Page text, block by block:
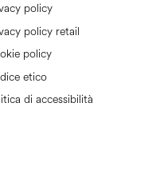
policy
policy retail
policy
etico
di accessibilità